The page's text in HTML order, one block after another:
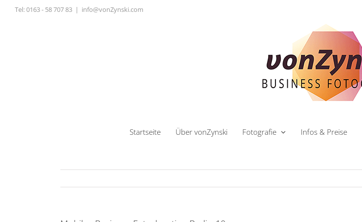
Inhalt
Tel:0163 - 58 707 83 | info@vonZynski.com
Startseite Über vonZynski Fotografie Infos & Preise